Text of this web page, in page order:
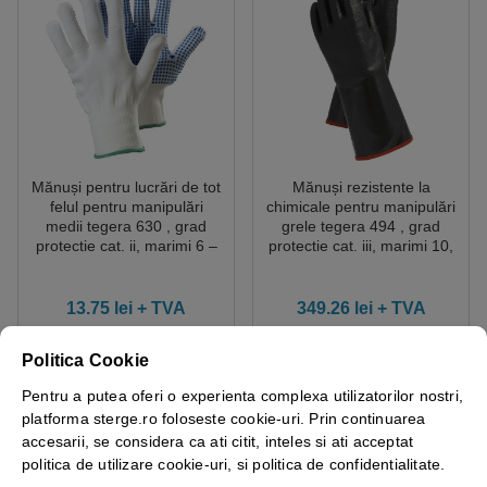
Mănuși pentru lucrări de tot
felul pentru manipulări
medii tegera 630 , grad
protectie cat. ii, marimi 6 –
13.75 lei + TVA
Mănuși rezistente la
chimicale pentru manipulări
grele tegera 494 , grad
protectie cat. iii, marimi 10,
349.26 lei+ TVA
Politica Cookie
Pentru a putea oferi o experienta complexa utilizatorilor nostri,
platforma sterge.ro foloseste cookie-uri. Prin continuarea
accesarii, se considera ca ati citit, inteles si ati acceptat
politica de utilizare cookie-uri, si politica de confidentialitate.